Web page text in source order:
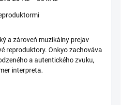
a zároveň muzikálny prejav
reproduktory. Onkyo zachováva
a autentického zvuku,
interpreta.